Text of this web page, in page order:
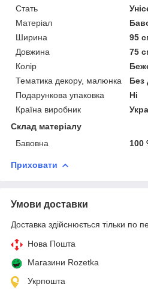
Стать
Матеріал
Ширина
95
Довжина
75
Колір
Тематика декору, малюнка
Без
Подарункова упаковка
Ні
Країна виробник
Склад матеріалу
Бавовна
100
Приховати
Умови доставки
Доставка здійснюється тільки по
Нова Пошта
Магазини Rozetka
Укрпошта